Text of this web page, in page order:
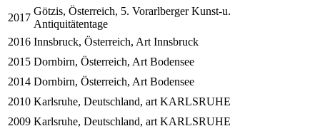
2017
Götzis, Österreich, 5. Vorarlberger Kunst-u.
Antiquitätentage
2016 Innsbruck, Österreich, Art Innsbruck
2015 Dornbirn, Österreich, Art Bodensee
2014 Dornbirn, Österreich, Art Bodensee
2010 Karlsruhe, Deutschland, art KARLSRUHE
2009 Karlsruhe, Deutschland, art KARLSRUHE